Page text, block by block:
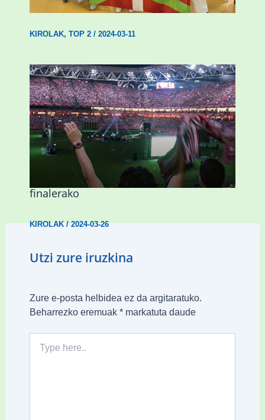
KIROLAK, TOP 2/ 2024-03-11
Abadiñok eta Ermuak ere pantaila
erraldoiak jarriko dituzte Kopako
finalerako
KIROLAK/2024-03-26
Utzi zure iruzkina
Zure e-posta helbidea ez da argitaratuko.
Beharrezko eremuak *markatuta daude
here..